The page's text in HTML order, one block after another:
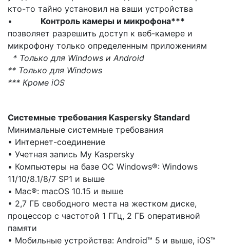
кто-то тайно установил на ваши устройства
• Контроль камеры и микрофона***
позволяет разрешить доступ к веб-камере и
микрофону только определенным приложениям
* Только для Windows и Android
** Только для Windows
*** Кроме iOS
Системные требования Kaspersky Standard
Минимальные системные требования
• Интернет-соединение
• Учетная запись My Kaspersky
• Компьютеры на базе ОС Windows®: Windows
11/10/8.1/8/7 SP1 и выше
• Mac®: macOS 10.15 и выше
• 2,7 ГБ свободного места на жестком диске,
процессор с частотой 1 ГГц, 2 ГБ оперативной
памяти
• Мобильные устройства: Android™ 5 и выше, iOS™